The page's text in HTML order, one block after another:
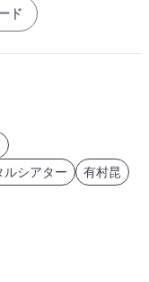
ド
ルシアター
有村昆